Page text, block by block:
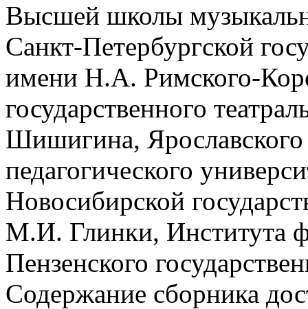
Высшей школы
Санкт-Петербургской
имени Н.А. Римского-
государственного
Шишигина, Ярославского
педагогического
Новосибирской
М.И. Глинки, Института
Пензенского
Содержание сборника